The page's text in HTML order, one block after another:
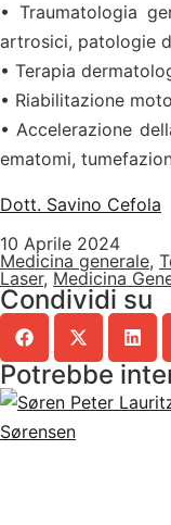
• Traumatologia
artrosici, patologie
• Terapia
• Riabilitazione
• Accelerazione
ematomi,
Dott. Savino Cefola
10 Aprile 2024
Medicina generale,
Laser, Medicina
Condividi su
Potrebbe